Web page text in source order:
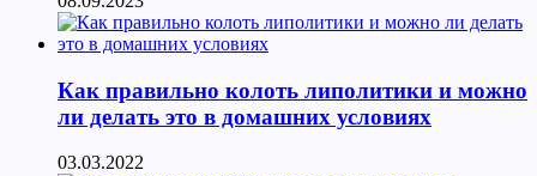
Как правильно колоть липолитики и можно
ли делать это в домашних условиях
03.03.2022